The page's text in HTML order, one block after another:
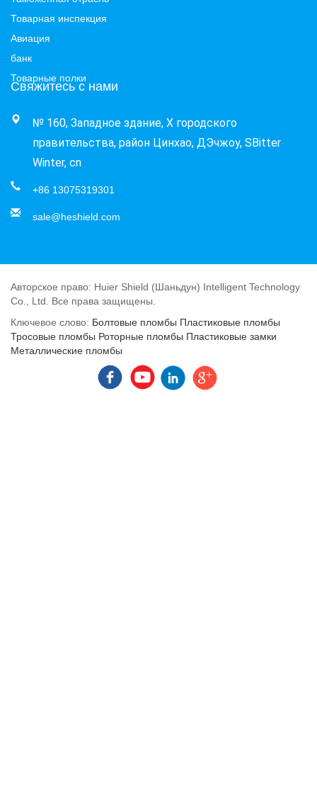
Товарная инспекция
Авиация
банк
Товарные полки
Свяжитесь с нами
№ 160, Западное здание, X городского
правительства, район Цинхао, ДЭчжоу, SBitter
Winter, cn
+86 13075319301
sale@heshield.com
Авторское право: Huier Shield (Шаньдун) Intelligent Technology
Co., Ltd. Все права защищены.
Ключевое слово: Болтовые пломбы Пластиковые пломбы
Тросовые пломбы Роторные пломбы Пластиковые замки
Металлические пломбы